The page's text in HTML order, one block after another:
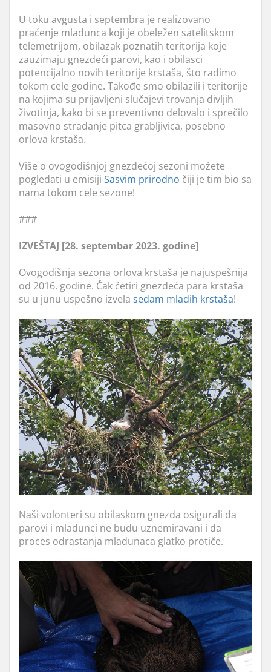
U toku avgusta i septembra je realizovano
praćenje mladunca koji je obeležen satelitskom
telemetrijom, obilazak poznatih teritorija koje
zauzimaju gnezdeći parovi, kao i obilasci
potencijalno novih teritorije krstaša, što radimo
tokom cele godine. Takođe smo obilazili i teritorije
na kojima su prijavljeni slučajevi trovanja divljih
životinja, kako bi se preventivno delovalo i sprečilo
masovno stradanje pitca grabljivica, posebno
orlova krstaša.
Više o ovogodišnjoj gnezdećoj sezoni možete
pogledati u emisiji Sasvim prirodno čiji je tim bio sa
nama tokom cele sezone!
###
IZVEŠTAJ [28. septembar 2023. godine]
Ovogodišnja sezona orlova krstaša je najuspešnija
od 2016. godine. Čak četiri gnezdeća para krstaša
su u junu uspešno izvela sedam mladih krstaša!
Naši volonteri su obilaskom gnezda osigurali da
parovi i mladunci ne budu uznemiravani i da
proces odrastanja mladunaca glatko protiče.